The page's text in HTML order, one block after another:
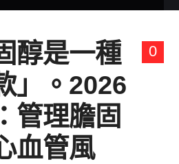
師
區
0
醇是一種
」。2026
管理膽固
血管風